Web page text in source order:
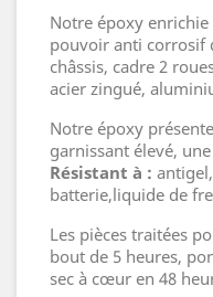
Notre époxy
pouvoir anti corrosif
châssis, cadre 2
acier zingué,
Notre époxy
garnissant élevé,
Résistant à :
batterie,liquide de
Les pièces traitées
bout de 5 heures,
sec à cœur en 48